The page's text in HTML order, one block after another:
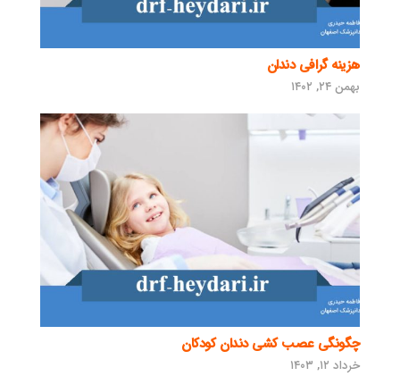
هزینه گرافی دندان
بهمن ۲۴, ۱۴۰۲
چگونگی عصب کشی دندان کودکان
خرداد ۱۲, ۱۴۰۳